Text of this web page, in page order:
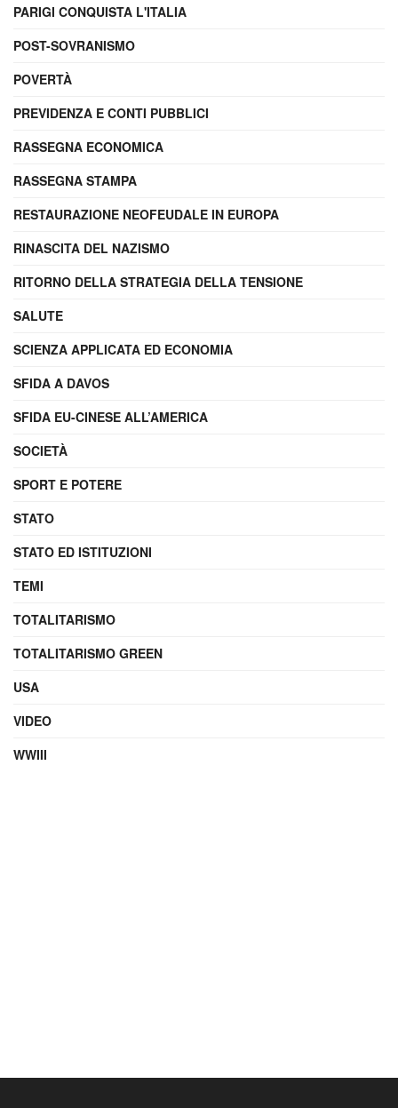
PARIGI CONQUISTA L'ITALIA
POST-SOVRANISMO
POVERTÀ
PREVIDENZA E CONTI PUBBLICI
RASSEGNA ECONOMICA
RASSEGNA STAMPA
RESTAURAZIONE NEOFEUDALE IN EUROPA
RINASCITA DEL NAZISMO
RITORNO DELLA STRATEGIA DELLA TENSIONE
SALUTE
SCIENZA APPLICATA ED ECONOMIA
SFIDA A DAVOS
SFIDA EU-CINESE ALL’AMERICA
SOCIETÀ
SPORT E POTERE
STATO
STATO ED ISTITUZIONI
TEMI
TOTALITARISMO
TOTALITARISMO GREEN
USA
VIDEO
WWIII